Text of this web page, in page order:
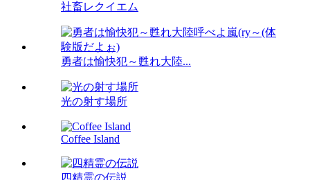
社畜レクイエム
勇者は愉快犯～甦れ大陸...
光の射す場所
Coffee Island